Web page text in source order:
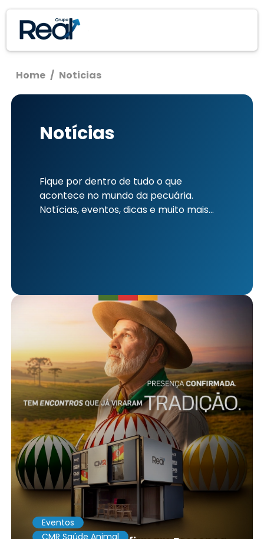
Home / Noticias
Notícias
Fique por dentro de tudo o que
acontece no mundo da pecuária.
Notícias, eventos, dicas e muito mais...
Eventos
CMR Saúde Animal